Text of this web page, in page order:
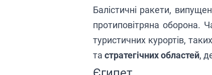
Балістичні ракети,
протиповітряна оборона.
туристичних курортів,
та стратегічних областей,